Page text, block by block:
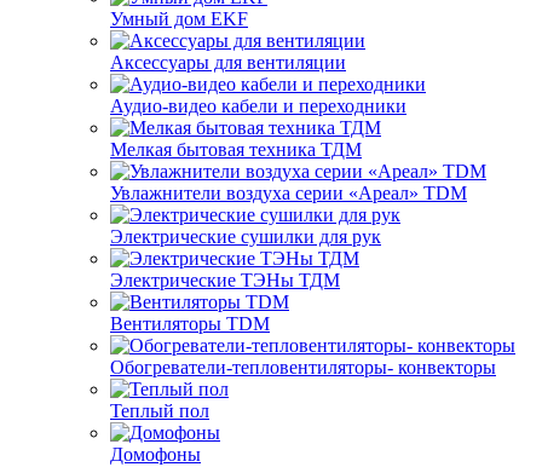
Умный дом EKF
Аксессуары для вентиляции
Аудио-видео кабели и переходники
Мелкая бытовая техника ТДМ
Увлажнители воздуха серии «Ареал» TDM
Электрические сушилки для рук
Электрические ТЭНы ТДМ
Вентиляторы TDM
Обогреватели-тепловентиляторы- конвекторы
Теплый пол
Домофоны